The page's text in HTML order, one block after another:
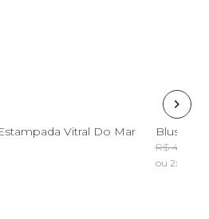
Vitral Do Mar
Blusa
R$ 449,00
ou 2x de R$